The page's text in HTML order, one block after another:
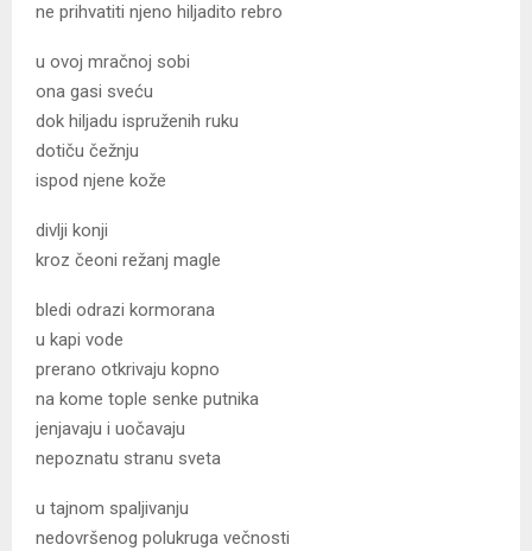
ne prihvatiti njeno hiljadito rebro
u ovoj mračnoj sobi
ona gasi sveću
dok hiljadu ispruženih ruku
dotiču čežnju
ispod njene kože
divlji konji
kroz čeoni režanj magle
bledi odrazi kormorana
u kapi vode
prerano otkrivaju kopno
na kome tople senke putnika
jenjavaju i uočavaju
nepoznatu stranu sveta
u tajnom spaljivanju
nedovršenog polukruga večnosti